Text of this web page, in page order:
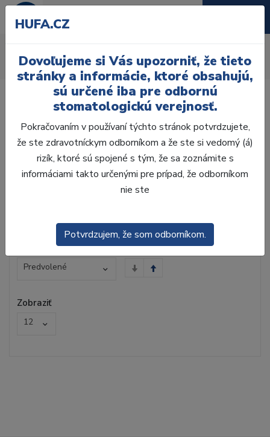
Úvod Obľúbený tovar
Laboratórium, Zub.
technika
Predvolené
Zobraziť
12
HUFA.CZ
Dovoľujeme si Vás upozorniť, že tieto
stránky a informácie, ktoré obsahujú,
sú určené iba pre odbornú
stomatologickú verejnosť.
Pokračovaním v používaní týchto stránok potvrdzujete,
že ste zdravotníckym odborníkom a že ste si vedomý (á)
rizík, ktoré sú spojené s tým, že sa zoznámite s
informáciami takto určenými pre prípad, že odborníkom
nie ste
Potvrdzujem, že som odborníkom.